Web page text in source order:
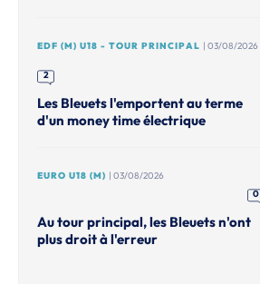
EDF (M) U18 - TOUR PRINCIPAL | 03/08/2026
2
Les Bleuets l'emportent au terme
d'un money time électrique
EURO U18 (M) | 03/08/2026
0
Au tour principal, les Bleuets n'ont
plus droit à l'erreur